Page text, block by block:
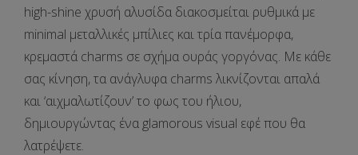
high-shine χρυσή αλυσίδα διακοσμείται ρυθμικά με
minimal μεταλλικές μπίλιες και τρία πανέμορφα,
κρεμαστά charms σε σχήμα ουράς γοργόνας. Με κάθε
σας κίνηση, τα ανάγλυφα charms λικνίζονται απαλά
και ‘αιχμαλωτίζουν’ το φως του ήλιου,
δημιουργώντας ένα glamorous visual εφέ που θα
λατρέψετε.